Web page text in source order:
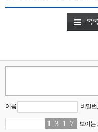
목
이름 비밀
1 37 1 78 보이는